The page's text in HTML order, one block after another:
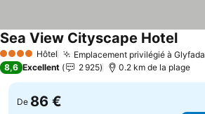
4 Étoiles Hôtel Emplacement privilégié à Glyfada
Sea View Cityscape Hotel
8,6 Excellent 2 925 0.2 km de la plage
De 86 €